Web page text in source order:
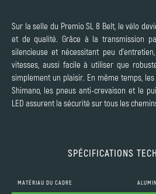
Sur la selle du Premio SL 8 Belt, le vélo
et de qualité. Grâce à la transmission
silencieuse et nécessitant peu
vitesses, aussi facile à utiliser que
simplement un plaisir. En même temps,
Shimano, les pneus anti-crevaison et le
LED assurent la sécurité sur tous les
SPÉCIFICATIONS
MATÉRIAU DU CADRE